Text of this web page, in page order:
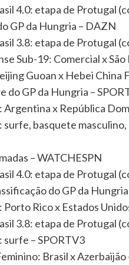
4.0: etapa de Protugal
GP da Hungria – DAZN
3.8: etapa de Protugal
Sub-19: Comercial x
Guoan x Hebei China
do GP da Hungria –
Argentina x República
surfe, basquete
– WATCHESPN
4.0: etapa de Protugal
do GP da
Porto Rico x Estados
3.8: etapa de Protugal
surfe – SPORTV3
Brasil x Azerbaijão